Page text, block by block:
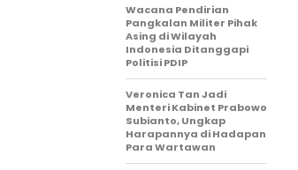
Wacana Pendirian
Pangkalan Militer Pihak
Asing di Wilayah
Indonesia Ditanggapi
Politisi PDIP
Veronica Tan Jadi
Menteri Kabinet Prabowo
Subianto, Ungkap
Harapannya di Hadapan
Para Wartawan